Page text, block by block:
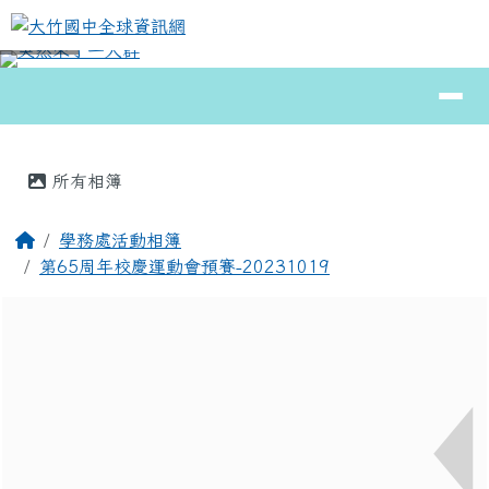
跳至主內容區
大竹國中全球資訊網
⏸
所有相簿
回首頁學務處活動相簿
第65周年校慶運動會預賽-20231019